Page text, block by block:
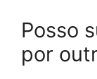
Posso
por